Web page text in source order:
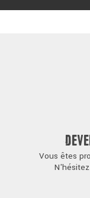
Vous êtes